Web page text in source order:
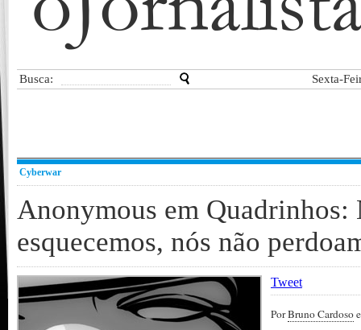
Busca: Sexta-
Cyberwar
Anonymous em Quadrinhos:
esquecemos, nós não
Tweet
PorBruno Cardoso